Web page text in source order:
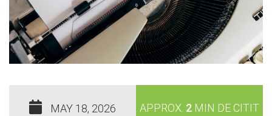
MAY 18, 2026 APPROX. 2 MIN DE CITIT